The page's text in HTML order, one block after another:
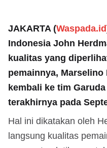
JAKARTA (Waspada.id
Indonesia John
kualitas yang
pemainnya,
kembali ke tim
terakhirnya pada
Hal ini dikatakan oleh
langsung kualitas